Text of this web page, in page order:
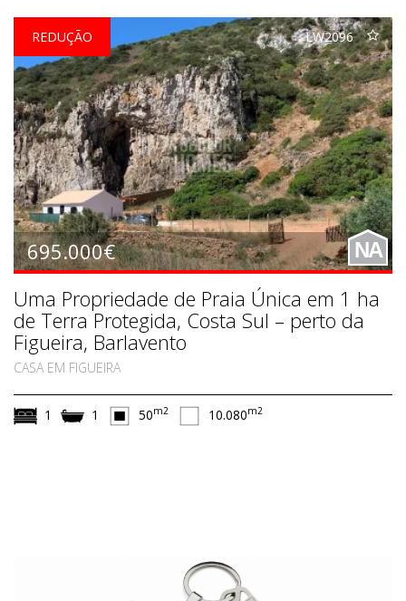
LW2096
695.000€
REDUÇÃO
NA
Uma Propriedade de Praia Única em 1 ha
de Terra Protegida, Costa Sul – perto da
Figueira, Barlavento
CASA EM FIGUEIRA
1 1 50m2 10.080m2